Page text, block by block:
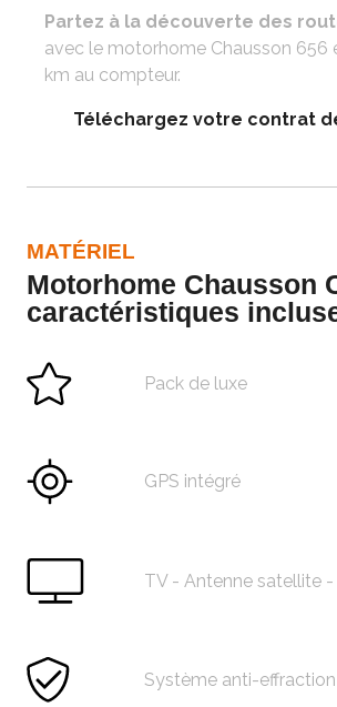
Partez à la découverte des
avec le motorhome Chausson 656
km au compteur.
Téléchargez votre contrat
MATÉRIEL
Motorhome Chausson
caractéristiques
Pack de luxe
GPS intégré
TV - Antenne satellite -
Système anti-effraction